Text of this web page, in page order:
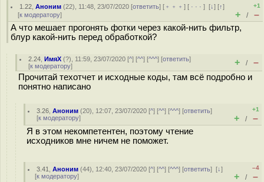
1.22 ,Аноним (22), 11:48, 23/07/2020 [ответить] [ ﹢﹢﹢] [ · · ·][↓] [↑]
[к модератору]
+1
+ / –
А что мешает прогонять фотки через какой-нить фильтр,
блур какой-нить перед обработкой?
2.24 ,ИмяХ (?), 11:59, 23/07/2020 [^] [^^] [^^^] [ответить]
[к модератору] + / –
Прочитай техотчет и исходные коды, там всё подробно и
понятно написано
3.26 ,Аноним (20), 12:07, 23/07/2020 [^] [^^] [^^^] [ответить]
[к модератору]
+1
+ / –
Я в этом некомпетентен, поэтому чтение
исходников мне ничем не поможет.
3.41 ,Аноним (44), 12:40, 23/07/2020 [^] [^^] [^^^] [ответить][↓]
[к модератору]
–4
+ / –